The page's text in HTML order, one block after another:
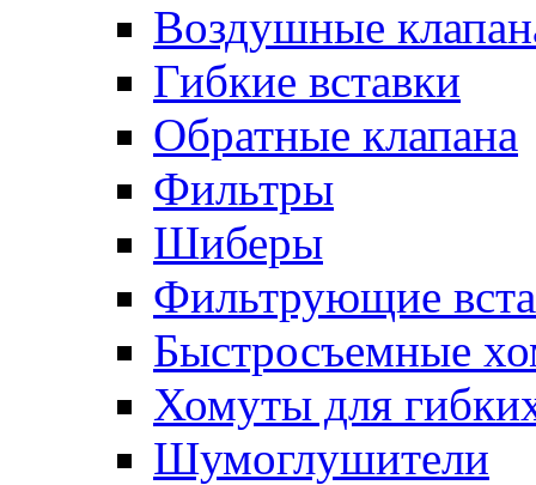
Воздушные
Гибкие вставки
Обратные клапана
Фильтры
Шиберы
Фильтрующие
Быстросъемные
Хомуты для
Шумоглушители